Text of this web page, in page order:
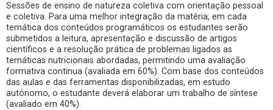
Sessões de ensino de natureza coletiva com orientação pessoal
e coletiva. Para uma melhor integração da matéria, em cada
temática dos conteúdos programáticos os estudantes serão
submetidos a leitura, apresentação e discussão de artigos
científicos e a resolução prática de problemas ligados as
temáticas nutricionais abordadas, permitindo uma avaliação
formativa continua (avaliada em 60%). Com base dos conteúdos
das aulas e das ferramentas disponibilizadas, em estudo
autónomo, o estudante deverá elaborar um trabalho de síntese
(avaliado em 40%).